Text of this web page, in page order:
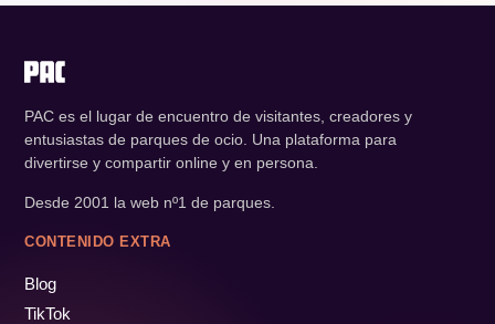
PAC es el lugar de encuentro de visitantes, creadores y
entusiastas de parques de ocio. Una plataforma para
divertirse y compartir online y en persona.
Desde 2001 la web nº1 de parques.
CONTENIDO EXTRA
Blog
TikTok